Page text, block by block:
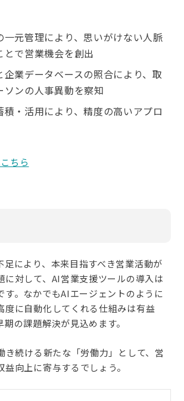
一元管理により、思いがけない人脈
とで営業機会を創出
企業データベースの照合により、取
ソンの人事異動を察知
積・活用により、精度の高いアプロ
ちら
足により、本来目指すべき営業活動が
に対して、AI営業支援ツールの導入は
す。なかでもAIエージェントのように
度に自動化してくれる仕組みは有益
の課題解決が見込めます。
き続ける新たな「労働力」として、営
向上に寄与するでしょう。